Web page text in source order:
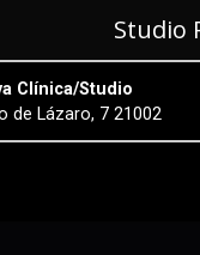
Studio
Clínica/Studio
de Lázaro, 7 21002